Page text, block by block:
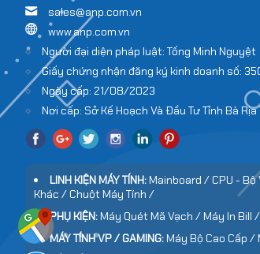
sales@anp.com.vn
www.anp.com.vn
Người đại diện pháp luật: Tống Minh Nguyệt
Giấy chứng nhận đăng ký kinh doanh số:
Ngày cấp: 21/08/2023
Nơi cấp: Sở Kế Hoạch Và Đầu Tư Tỉnh Bà Rịa
LINH KIỆN MÁY TÍNH: Mainboard / CPU -
Khác / Chuột Máy Tính /
PHỤ KIỆN: Máy Quét Mã Vạch / Máy In Bill /
MÁY TÍNH VP / GAMING: Máy Bộ Cao Cấp /